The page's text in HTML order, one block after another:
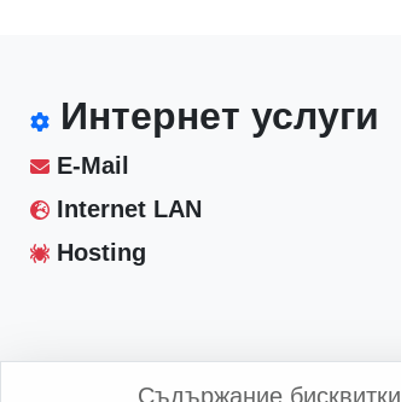
Интернет услуги
E-Mail
Internet LAN
Hosting
Съдържание бисквитки